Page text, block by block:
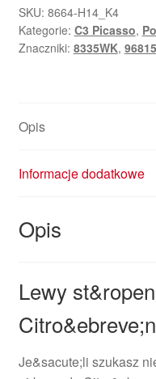
Citroëna
C3
Picasso
SKU: 8664-H14_K4
Kategorie: C3 Picasso,
Znaczniki: 8335WK,
Opis
Informacje dodatkowe
Opis
Lewy
Je&sacute;li szukasz